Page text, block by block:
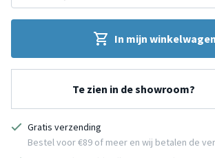
In mijn winkelwagen
Te zien in de showroom?
Gratis verzending
Bestel voor €89 of meer en wij betalen de